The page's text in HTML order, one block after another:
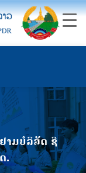
າມບໍລິສັດ ຊີ
.